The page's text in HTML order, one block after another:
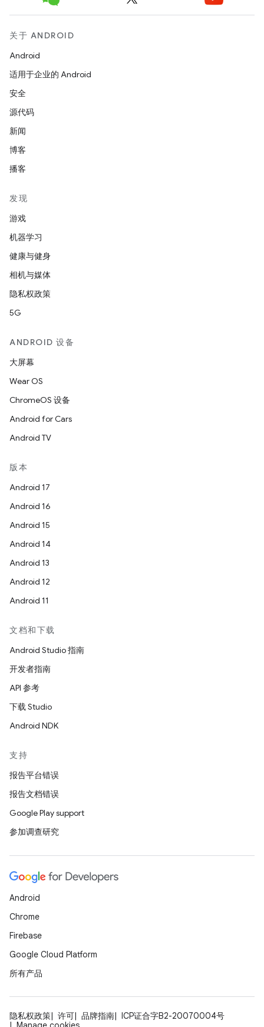
关于 ANDROID
Android
适用于企业的 Android
安全
源代码
新闻
博客
播客
发现
游戏
机器学习
健康与健身
相机与媒体
隐私权政策
5G
ANDROID 设备
大屏幕
Wear OS
ChromeOS 设备
Android for Cars
Android TV
版本
Android 17
Android 16
Android 15
Android 14
Android 13
Android 12
Android 11
文档和下载
Android Studio 指南
开发者指南
API 参考
下载 Studio
Android NDK
支持
报告平台错误
报告文档错误
Google Play support
参加调查研究
Android
Chrome
Firebase
Google Cloud Platform
所有产品
隐私权政策 许可 品牌指南
ICP证合字B2-20070004号